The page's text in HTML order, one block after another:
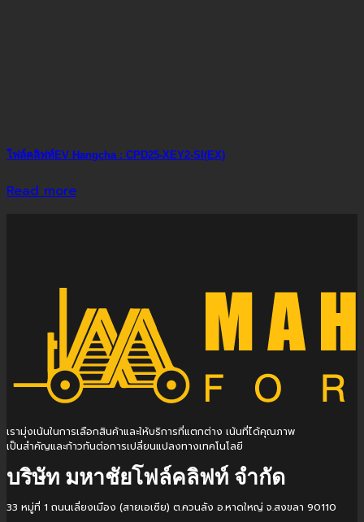
โฟล์คลิฟท์EV Hangcha : CPD25-XEY2-SI(EX)
Read more
เรามุ่งเน้นในการเลือกสินค้าและให้บริการที่แตกต่าง เน้นที่ได้คุณภาพ
เป็นสำคัญและก้าวทันต่อการเปลี่ยนแปลงทางเทคโนโลยี
บริษัท มหาชัยโฟล์คลิฟท์ จำกัด
33 หมู่ที่ 1 ถนนเลี่ยงเมือง (สายเอเซีย) ต.ควนลัง อ.หาดใหญ่ จ.สงขลา 90110